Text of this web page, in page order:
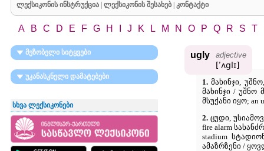
ლექსიკონის ინსტრუქცია| ლექსიკონის შესახებ| კონტაქტი
A B C D E F G H J K L M N O P Q R S T
მეზობელი სიტყვები
უკანასკნელი დამატებები
სხვა ლექსიკონები
ugly adjective
[ʹʌglɪ]
1.მახინჯი,
მახინჯი / უშნო
მსუქანი იყო;
2.ცუდი,
fire alarm
stadium
ამაზრზენი /